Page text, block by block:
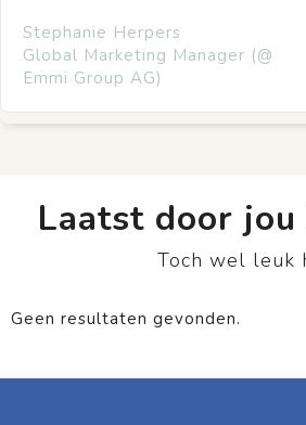
Stephanie Herpers
Global Marketing Manager (@
Emmi Group AG)
Laatst door jou
Toch wel leuk
Geen resultaten gevonden.